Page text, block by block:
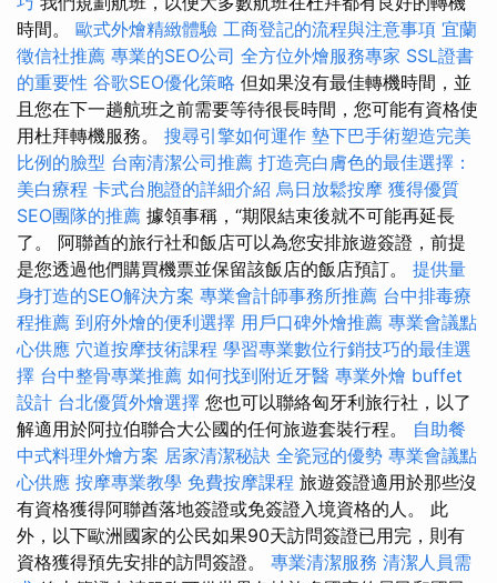
時間。 歐式外燴精緻體驗 工商登記的流程與注意事項 宜蘭
徵信社推薦 專業的SEO公司 全方位外燴服務專家 SSL證書
的重要性 谷歌SEO優化策略 但如果沒有最佳轉機時間，並
且您在下一趟航班之前需要等待很長時間，您可能有資格使
用杜拜轉機服務。 搜尋引擎如何運作 墊下巴手術塑造完美
比例的臉型 台南清潔公司推薦 打造亮白膚色的最佳選擇：
美白療程 卡式台胞證的詳細介紹 烏日放鬆按摩 獲得優質
SEO團隊的推薦 據領事稱，“期限結束後就不可能再延長
了。 阿聯酋的旅行社和飯店可以為您安排旅遊簽證，前提
是您透過他們購買機票並保留該飯店的飯店預訂。 提供量
身打造的SEO解決方案 專業會計師事務所推薦 台中排毒療
程推薦 到府外燴的便利選擇 用戶口碑外燴推薦 專業會議點
心供應 穴道按摩技術課程 學習專業數位行銷技巧的最佳選
擇 台中整骨專業推薦 如何找到附近牙醫 專業外燴 buffet
設計 台北優質外燴選擇 您也可以聯絡匈牙利旅行社，以了
解適用於阿拉伯聯合大公國的任何旅遊套裝行程。 自助餐
中式料理外燴方案 居家清潔秘訣 全瓷冠的優勢 專業會議點
心供應 按摩專業教學 免費按摩課程 旅遊簽證適用於那些沒
有資格獲得阿聯酋落地簽證或免簽證入境資格的人。 此
外，以下歐洲國家的公民如果90天訪問簽證已用完，則有
資格獲得預先安排的訪問簽證。 專業清潔服務 清潔人員需